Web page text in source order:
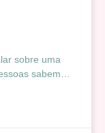
sobre uma
sabem…